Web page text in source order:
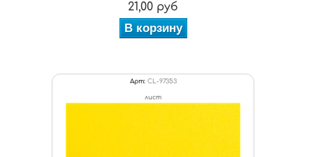
21,00 руб
В корзину
Арт: CL-97353
лист